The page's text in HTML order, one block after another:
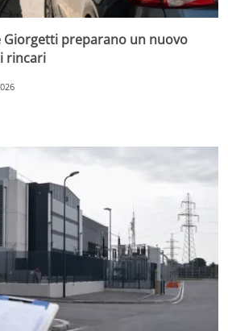
Giorgetti preparano un nuovo
rincari